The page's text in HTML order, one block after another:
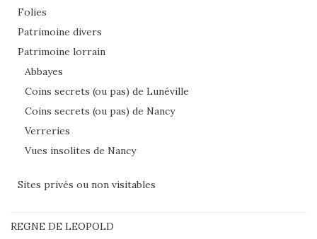
Folies
Patrimoine divers
Patrimoine lorrain
Abbayes
Coins secrets (ou pas) de Lunéville
Coins secrets (ou pas) de Nancy
Verreries
Vues insolites de Nancy
Sites privés ou non visitables
REGNE DE LEOPOLD